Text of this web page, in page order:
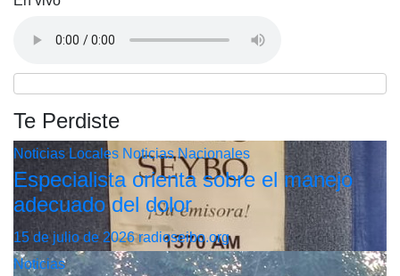
Te Perdiste
Noticias Locales Noticias Nacionales
Especialista orienta sobre el manejo
adecuado del dolor
15 de julio de 2026radioseibo.org
Noticias